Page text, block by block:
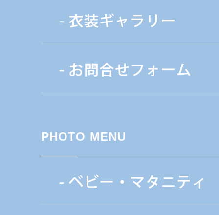
PHOTO MENU